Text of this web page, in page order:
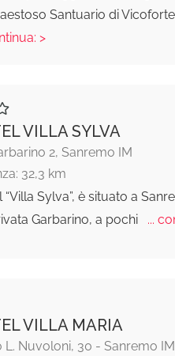
Santuario di
>
VILLA SYLVA
2, Sanremo IM
32,3 km
“Villa Sylva”, è situato a
Garbarino, a pochi
...
VILLA MARIA
L. Nuvoloni, 30 - Sanremo IM